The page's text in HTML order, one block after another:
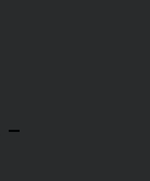
-